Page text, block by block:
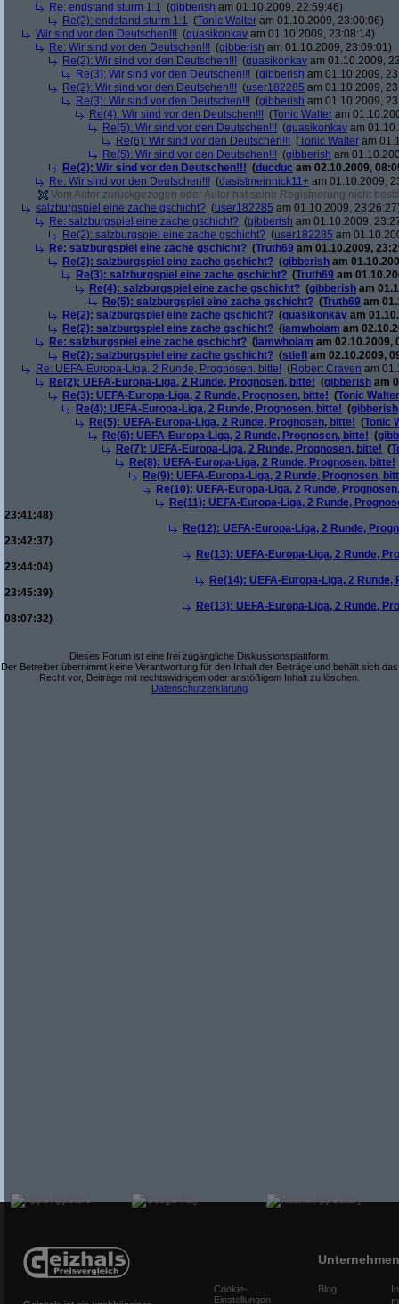
Re: endstand sturm 1:1 (gibberish am 01.10.2009, 22:59:46)
Re(2): endstand sturm 1:1 (Tonic Walter am 01.10.2009, 23:00:06)
Wir sind vor den Deutschen!!! (quasikonkav am 01.10.2009, 23:08:14)
Re: Wir sind vor den Deutschen!!! (gibberish am 01.10.2009, 23:09:01)
Re(2): Wir sind vor den Deutschen!!! (quasikonkav am 01.10.2009,
Re(3): Wir sind vor den Deutschen!!! (gibberish am 01.10.2009,
Re(2): Wir sind vor den Deutschen!!! (user182285 am 01.10.2009,
Re(3): Wir sind vor den Deutschen!!! (gibberish am 01.10.2009,
Re(4): Wir sind vor den Deutschen!!! (Tonic Walter am
Re(5): Wir sind vor den Deutschen!!! (quasikonkav am
Re(6): Wir sind vor den Deutschen!!! (Tonic Walter am
Re(5): Wir sind vor den Deutschen!!! (gibberish am
Re(2): Wir sind vor den Deutschen!!! (ducduc am 02.10.2009,
Re: Wir sind vor den Deutschen!!! (dasistmeinnick11+ am 01.10.2009,
Vom Autor zurückgezogen oder Autor hat seine Registrierung nicht
salzburgspiel eine zache gschicht? (user182285 am 01.10.2009,
Re: salzburgspiel eine zache gschicht? (gibberish am 01.10.2009,
Re(2): salzburgspiel eine zache gschicht? (user182285 am
Re: salzburgspiel eine zache gschicht? (Truth69 am 01.10.2009,
Re(2): salzburgspiel eine zache gschicht? (gibberish am
Re(3): salzburgspiel eine zache gschicht? (Truth69 am
Re(4): salzburgspiel eine zache gschicht? (gibberish am
Re(5): salzburgspiel eine zache gschicht? (Truth69 am
Re(2): salzburgspiel eine zache gschicht? (quasikonkav am
Re(2): salzburgspiel eine zache gschicht? (iamwhoiam am
Re: salzburgspiel eine zache gschicht? (iamwhoiam am 02.10.2009,
Re(2): salzburgspiel eine zache gschicht? (stiefl am 02.10.2009,
Re: UEFA-Europa-Liga, 2 Runde, Prognosen, bitte! (Robert Craven am
Re(2): UEFA-Europa-Liga, 2 Runde, Prognosen, bitte! (gibberish am
Re(3): UEFA-Europa-Liga, 2 Runde, Prognosen, bitte! (Tonic Walter
Re(4): UEFA-Europa-Liga, 2 Runde, Prognosen, bitte! (gibberish
Re(5): UEFA-Europa-Liga, 2 Runde, Prognosen, bitte! (Tonic
Re(6): UEFA-Europa-Liga, 2 Runde, Prognosen, bitte! (
Re(7): UEFA-Europa-Liga, 2 Runde, Prognosen, bitte! (
Re(8): UEFA-Europa-Liga, 2 Runde, Prognosen, bitte!
Re(9): UEFA-Europa-Liga, 2 Runde, Prognosen,
Re(10): UEFA-Europa-Liga, 2 Runde,
Re(11): UEFA-Europa-Liga, 2 Runde,
23:41:48)
Re(12): UEFA-Europa-Liga, 2 Runde,
23:42:37)
Re(13): UEFA-Europa-Liga, 2 Runde,
23:44:04)
Re(14): UEFA-Europa-Liga, 2
23:45:39)
Re(13): UEFA-Europa-Liga, 2 Runde,
08:07:32)
Dieses Forum ist eine frei zugängliche Diskussionsplattform.
Der Betreiber übernimmt keine Verantwortung für den Inhalt der Beiträge und behält sich das
Recht vor, Beiträge mit rechtswidrigem oder anstößigem Inhalt zu löschen.
Datenschutzerklärung
Cookie-
Einstellungen
Unternehmen
Blog